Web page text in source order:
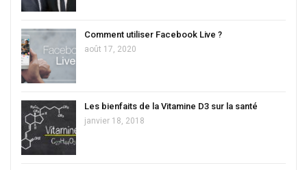
Comment utiliser Facebook Live ?
août 17, 2020
Les bienfaits de la Vitamine D3 sur la santé
janvier 18, 2018